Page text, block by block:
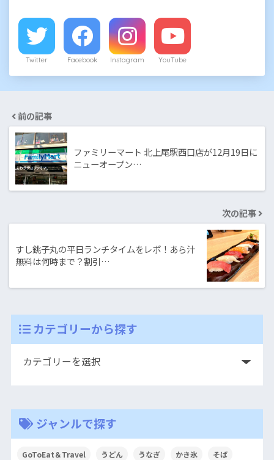
Twitter Facebook Instagram YouTube
前の記事
ファミリーマート 北上尾駅西口店が12月19日に
ニューオープン…
次の記事
すし銚子丸の平日ランチタイムをレポ！あら汁
無料は何時まで？割引…
カテゴリーから探す
ジャンルで探す
GoToEat＆Travel うどん うなぎ かき氷 そば